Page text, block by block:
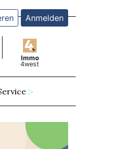
Anmelden
Immo
4west